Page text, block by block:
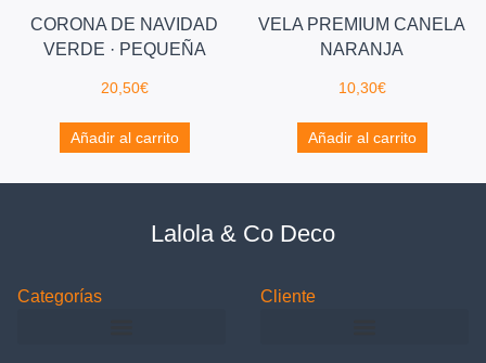
CORONA DE NAVIDAD
VERDE · PEQUEÑA
20,50€
Añadir al carrito
VELA PREMIUM CANELA
NARANJA
10,30€
Añadir al carrito
Lalola & Co Deco
Categorías Cliente